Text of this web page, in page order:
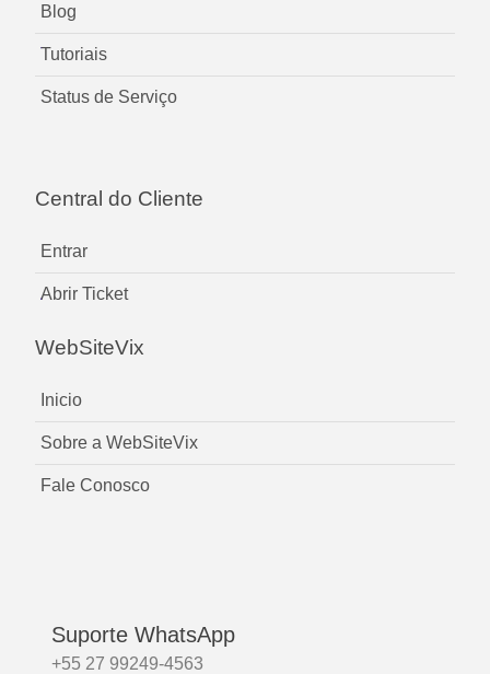
Blog
Tutoriais
Status de Serviço
Central do Cliente
Entrar
Abrir Ticket
WebSiteVix
Inicio
Sobre a WebSiteVix
Fale Conosco
Suporte WhatsApp
+55 27 99249-4563